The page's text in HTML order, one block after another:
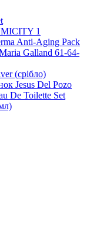
1
Anti-Aging Pack
Galland 61-64-
(срібло)
Jesus Del Pozo
De Toilette Set